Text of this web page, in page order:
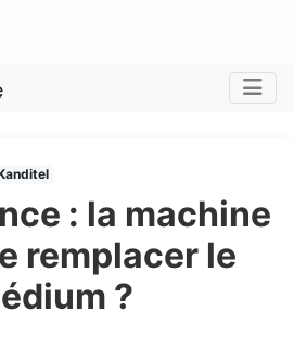
: la machine
remplacer le
?